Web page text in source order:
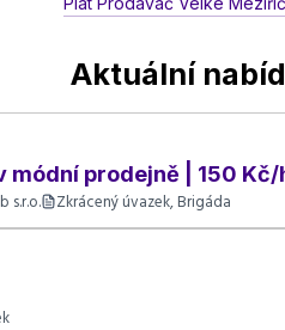
Aktuální
módní prodejně | 150 Kč/
s.r.o. Zkrácený úvazek, Brigáda